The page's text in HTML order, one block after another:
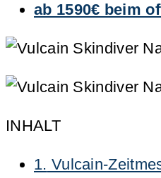
ab 1590€ beim
INHALT
1. Vulcain-